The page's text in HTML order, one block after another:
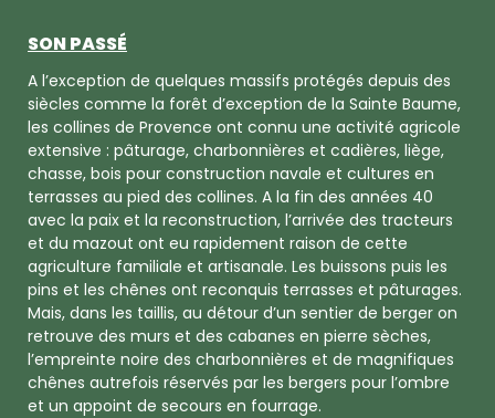
SON PASSÉ
A l’exception de quelques massifs protégés depuis des
siècles comme la forêt d’exception de la Sainte Baume,
les collines de Provence ont connu une activité agricole
extensive : pâturage, charbonnières et cadières, liège,
chasse, bois pour construction navale et cultures en
terrasses au pied des collines. A la fin des années 40
avec la paix et la reconstruction, l’arrivée des tracteurs
et du mazout ont eu rapidement raison de cette
agriculture familiale et artisanale. Les buissons puis les
pins et les chênes ont reconquis terrasses et pâturages.
Mais, dans les taillis, au détour d’un sentier de berger on
retrouve des murs et des cabanes en pierre sèches,
l’empreinte noire des charbonnières et de magnifiques
chênes autrefois réservés par les bergers pour l’ombre
et un appoint de secours en fourrage.